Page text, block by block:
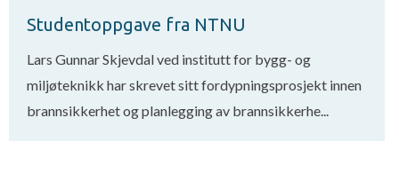
Studentoppgave fra NTNU
Lars Gunnar Skjevdal ved institutt for bygg- og
miljøteknikk har skrevet sitt fordypningsprosjekt innen
brannsikkerhet og planlegging av brannsikkerhe...